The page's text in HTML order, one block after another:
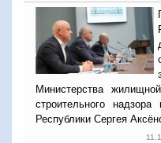
Министерства
строительного
Республики Сергея